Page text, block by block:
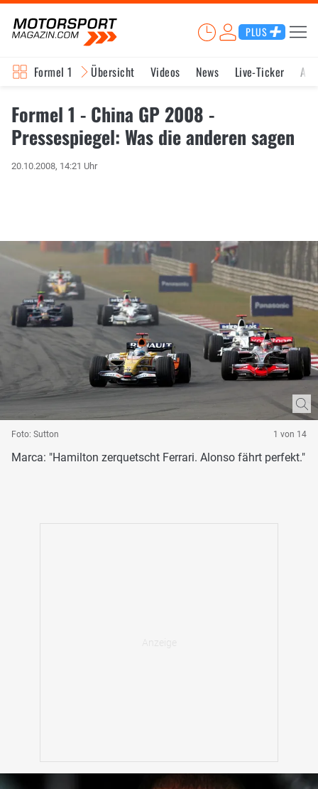
PLUS
Formel 1 Übersicht Videos News Live-Ticker
Formel 1 - China GP 2008 -
Pressespiegel: Was die anderen sagen
20.10.2008, 14:21 Uhr
Foto: Sutton 1 von 14
Marca: "Hamilton zerquetscht Ferrari. Alonso fährt perfekt."